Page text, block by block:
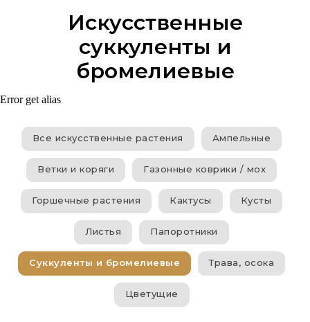
Искусственные
суккуленты и
бромелиевые
Error get alias
Все искусственные растения Ампельные
Ветки и коряги Газонные коврики / мох
Горшечные растения Кактусы Кусты
Листья Папоротники
Суккуленты и бромелиевые Трава, осока
Цветущие